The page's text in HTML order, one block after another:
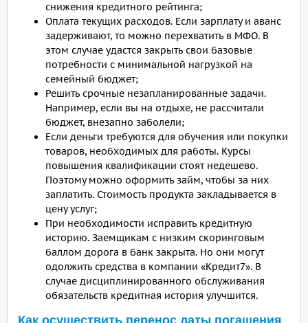
снижения кредитного рейтинга;
Оплата текущих расходов. Если зарплату и аванс
задерживают, то можно перехватить в МФО. В
этом случае удастся закрыть свои базовые
потребности с минимальной нагрузкой на
семейный бюджет;
Решить срочные незапланированные задачи.
Например, если вы на отдыхе, не рассчитали
бюджет, внезапно заболели;
Если деньги требуются для обучения или покупки
товаров, необходимых для работы. Курсы
повышения квалификации стоят недешево.
Поэтому можно оформить займ, чтобы за них
заплатить. Стоимость продукта закладывается в
цену услуг;
При необходимости исправить кредитную
историю. Заемщикам с низким скоринговым
баллом дорога в банк закрыта. Но они могут
одолжить средства в компании «Кредит7». В
случае дисциплинированного обслуживания
обязательств кредитная история улучшится.
Как осуществить перенос даты погашения